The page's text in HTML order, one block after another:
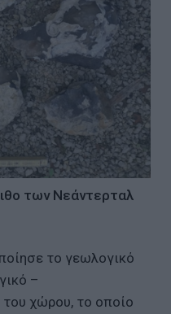
των Νεάντερταλ
το γεωλογικό
–
χώρου, το οποίο